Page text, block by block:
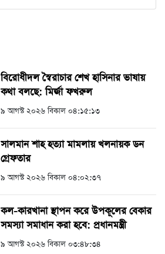
বিরোধীদল স্বৈরাচার শেখ হাসিনার ভাষায়
কথা বলছে: মির্জা ফখরুল
৯ আগস্ট ২০২৬ বিকাল ০৪:১৫:১৩
সালমান শাহ হত্যা মামলায় খলনায়ক ডন
গ্রেফতার
৯ আগস্ট ২০২৬ বিকাল ০৪:০২:৩৭
কল-কারখানা স্থাপন করে উপকূলের বেকার
সমস্যা সমাধান করা হবে: প্রধানমন্ত্রী
৯ আগস্ট ২০২৬ বিকাল ০৩:৪৮:৩৪